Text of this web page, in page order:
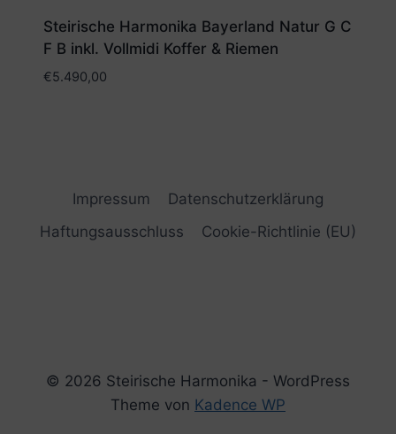
Steirische Harmonika Bayerland Natur G C
F B inkl. Vollmidi Koffer & Riemen
€5.490,00
Impressum
Datenschutzerklärung
Haftungsausschluss
Cookie-Richtlinie (EU)
© 2026 Steirische Harmonika - WordPress
Theme von Kadence WP